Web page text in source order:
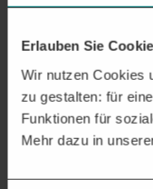
Erlauben Sie
Wir nutzen Cookies
zu gestalten: für
Funktionen für
Mehr dazu in
Installation
Installation